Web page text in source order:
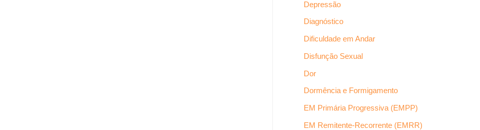
Depressão
Diagnóstico
Dificuldade em Andar
Disfunção Sexual
Dor
Dormência e Formigamento
EM Primária Progressiva (EMPP)
EM Remitente-Recorrente (EMRR)